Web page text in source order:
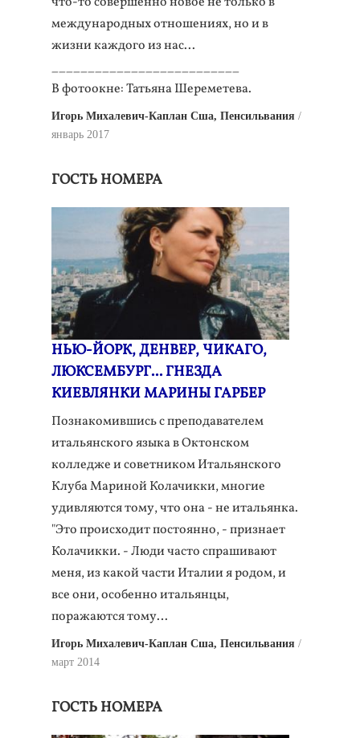
международных отношениях, но и в
жизни каждого из нас...
__________________________
В фотоокне: Татьяна Шереметева.
Игорь Михалевич-Каплан Сша, Пенсильвания
январь 2017
ГОСТЬ НОМЕРА
НЬЮ-ЙОРК, ДЕНВЕР, ЧИКАГО,
ЛЮКСЕМБУРГ... ГНЕЗДА
КИЕВЛЯНКИ МАРИНЫ ГАРБЕР
Познакомившись с преподавателем
итальянского языка в Октонском
колледже и советником Итальянского
Клуба Мариной Колачикки, многие
удивляются тому, что она - не итальянка.
"Это происходит постоянно, - признает
Колачикки. - Люди часто спрашивают
меня, из какой части Италии я родом, и
все они, особенно итальянцы,
поражаются тому…
Игорь Михалевич-Каплан Сша, Пенсильвания
март 2014
ГОСТЬ НОМЕРА